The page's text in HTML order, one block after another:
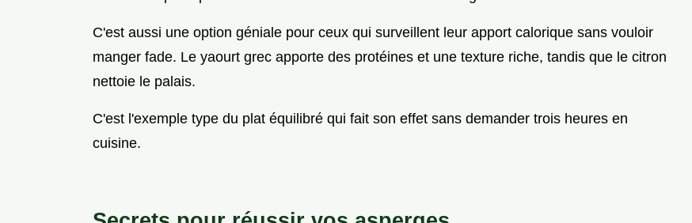
C'est aussi une option géniale pour ceux qui surveillent leur apport calorique sans vouloir
manger fade. Le yaourt grec apporte des protéines et une texture riche, tandis que le citron
nettoie le palais.
C'est l'exemple type du plat équilibré qui fait son effet sans demander trois heures en
cuisine.